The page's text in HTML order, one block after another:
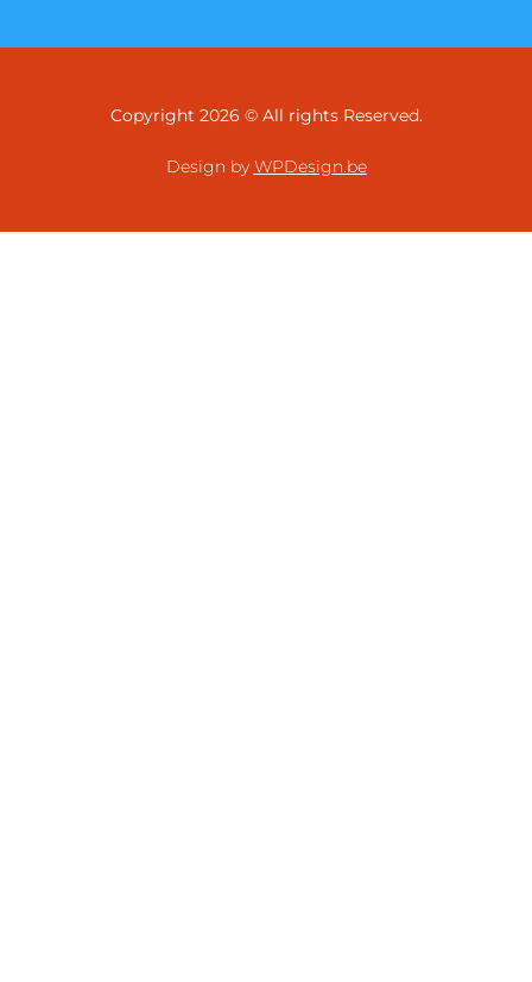
Copyright 2026 © All rights Reserved.
Design by WPDesign.be